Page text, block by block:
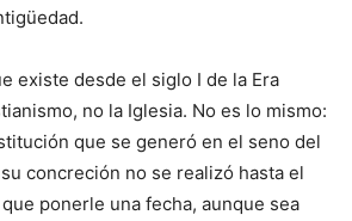
existe desde el siglo I de la Era
no la Iglesia. No es lo mismo:
que se generó en el seno del
concreción no se realizó hasta el
ponerle una fecha, aunque sea